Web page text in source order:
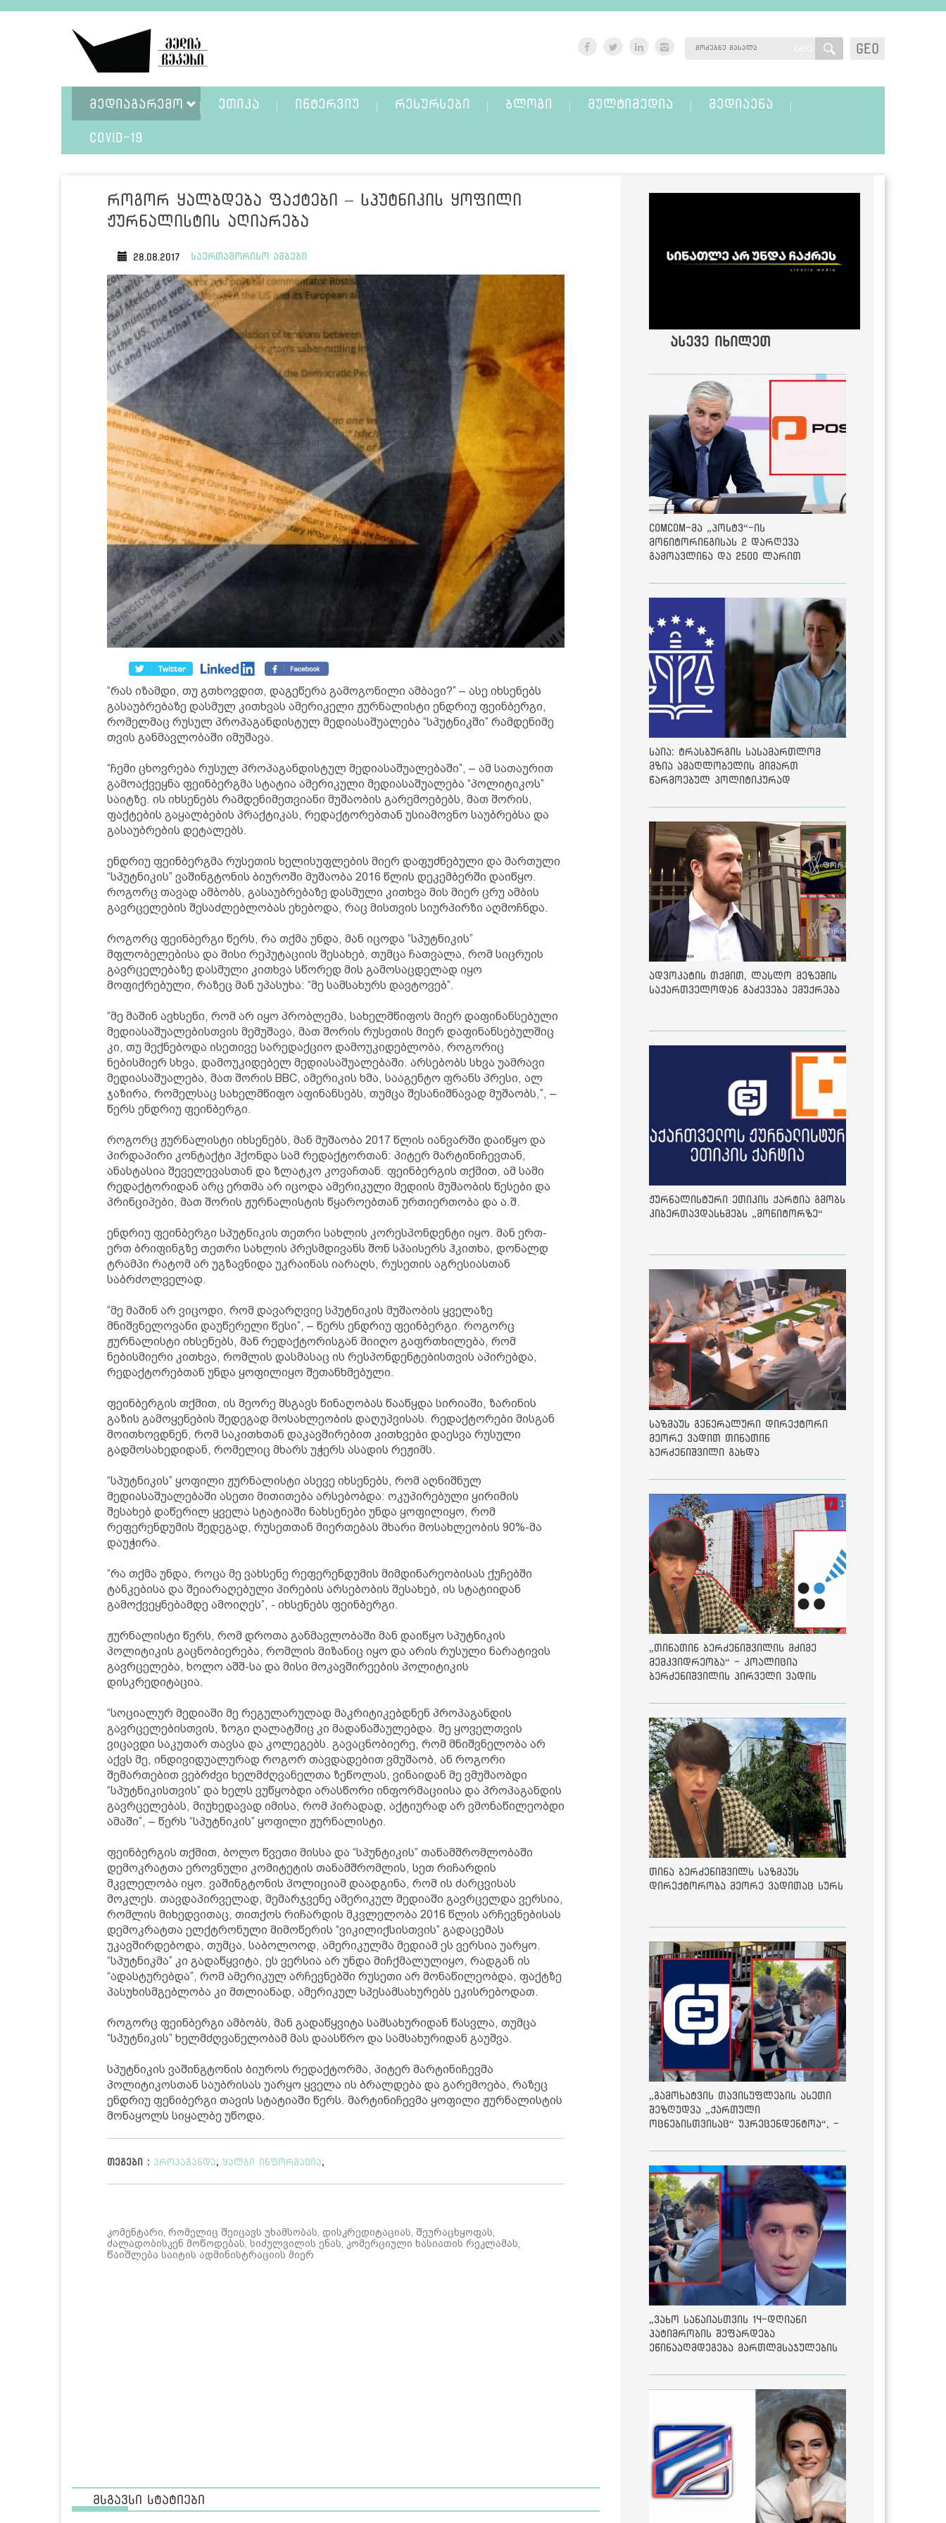
GEO
ᲛᲔᲓᲘᲐᲒᲐᲠᲔᲛᲝ ᲔᲗᲘᲙᲐ ᲘᲜᲢᲔᲠᲕᲘᲣ ᲠᲔᲡᲣᲠᲡᲔᲑᲘ ᲑᲚᲝᲒᲘ ᲛᲣᲚᲢᲘᲛᲔᲓᲘᲐ ᲛᲔᲓᲘᲐᲔᲜᲐ
COVID-19
როგორ ყალბდება ფაქტები – სპუტნიკის ყოფილი
ჟურნალისტის აღიარება
28.08.2017 საერთაშორისო ამბები
“რას იზამდი, თუ გთხოვდით, დაგეწერა გამოგონილი ამბავი?” – ასე იხსენებს
გასაუბრებაზე დასმულ კითხვას ამერიკელი ჟურნალისტი ენდრიუ ფეინბერგი,
რომელმაც რუსულ პროპაგანდისტულ მედიასაშუალება “სპუტნიკში” რამდენიმე
თვის განმავლობაში იმუშავა.
“ჩემი ცხოვრება რუსულ პროპაგანდისტულ მედიასაშუალებაში”, – ამ სათაურით
გამოაქვეყნა ფეინბერგმა სტატია ამერიკული მედიასაშუალება “პოლიტიკოს”
საიტზე. ის იხსენებს რამდენიმეთვიანი მუშაობის გარემოებებს, მათ შორის,
ფაქტების გაყალბების პრაქტიკას, რედაქტორებთან უსიამოვნო საუბრებსა და
გასაუბრების დეტალებს.
ენდრიუ ფეინბერგმა რუსეთის ხელისუფლების მიერ დაფუძნებული და მართული
“სპუტნიკის” ვაშინგტონის ბიუროში მუშაობა 2016 წლის დეკემბერში დაიწყო.
როგორც თავად ამბობს, გასაუბრებაზე დასმული კითხვა მის მიერ ცრუ ამბის
გავრცელების შესაძლებლობას ეხებოდა, რაც მისთვის სიურპირზი აღმოჩნდა.
როგორც ფეინბერგი წერს, რა თქმა უნდა, მან იცოდა “სპუტნიკის”
მფლობელებისა და მისი რეპუტაციის შესახებ, თუმცა ჩათვალა, რომ სიცრუის
გავრცელებაზე დასმული კითხვა სწორედ მის გამოსაცდელად იყო
მოფიქრებული, რაზეც მან უპასუხა: “მე სამსახურს დავტოვებ”.
“მე მაშინ ავხსენი, რომ არ იყო პრობლემა, სახელმწიფოს მიერ დაფინანსებული
მედიასაშუალებისთვის მემუშავა, მათ შორის რუსეთის მიერ დაფინანსებულშიც
კი, თუ მექნებოდა ისეთივე სარედაქციო დამოუკიდებლობა, როგორიც
ნებისმიერ სხვა, დამოუკიდებელ მედიასაშუალებაში. არსებობს სხვა უამრავი
მედიასაშუალება, მათ შორის BBC, ამერიკის ხმა, სააგენტო ფრანს პრესი, ალ
ჯაზირა, რომელსაც სახელმწიფო აფინანსებს, თუმცა შესანიშნავად მუშაობს,”, –
წერს ენდრიუ ფეინბერგი.
როგორც ჟურნალისტი იხსენებს, მან მუშაობა 2017 წლის იანვარში დაიწყო და
პირდაპირი კონტაქტი ჰქონდა სამ რედაქტორთან: პიტერ მარტინიჩევთან,
ანასტასია შეველევასთან და ზლატკო კოვაჩთან. ფეინბერგის თქმით, ამ სამი
რედაქტორიდან არც ერთმა არ იცოდა ამერიკული მედიის მუშაობის წესები და
პრინციპები, მათ შორის ჟურნალისტის წყაროებთან ურთიერთობა და ა.შ.
ენდრიუ ფეინბერგი სპუტნიკის თეთრი სახლის კორესპონდენტი იყო. მან ერთ-
ერთ ბრიფინგზე თეთრი სახლის პრესმდივანს შონ სპაისერს ჰკითხა, დონალდ
ტრამპი რატომ არ უგზავნიდა უკრაინას იარაღს, რუსეთის აგრესიასთან
საბრძოლველად.
“მე მაშინ არ ვიცოდი, რომ დავარღვიე სპუტნიკის მუშაობის ყველაზე
მნიშვნელოვანი დაუწერელი წესი”, – წერს ენდრიუ ფეინბერგი. როგორც
ჟურნალისტი იხსენებს, მან რედაქტორისგან მიიღო გაფრთხილება, რომ
ნებისმიერი კითხვა, რომლის დასმასაც ის რესპონდენტებისთვის აპირებდა,
რედაქტორებთან უნდა ყოფილიყო შეთანხმებული.
ფეინბერგის თქმით, ის მეორე მსგავს წინაღობას წააწყდა სირიაში, ზარინის
გაზის გამოყენების შედეგად მოსახლეობის დაღუპვისას. რედაქტორები მისგან
მოითხოვდნენ, რომ საკითხთან დაკავშირებით კითხვები დაესვა რუსული
გადმოსახედიდან, რომელიც მხარს უჭერს ასადის რეჟიმს.
“სპუტნიკის” ყოფილი ჟურნალისტი ასევე იხსენებს, რომ აღნიშნულ
მედიასაშუალებაში ასეთი მითითება არსებობდა: ოკუპირებული ყირიმის
შესახებ დაწერილ ყველა სტატიაში ნახსენები უნდა ყოფილიყო, რომ
რეფერენდუმის შედეგად, რუსეთთან მიერთებას მხარი მოსახლეობის 90%-მა
დაუჭირა.
“რა თქმა უნდა, როცა მე ვახსენე რეფერენდუმის მიმდინარეობისას ქუჩებში
ტანკებისა და შეიარაღებული პირების არსებობის შესახებ, ის სტატიიდან
გამოქვეყნებამდე ამოიღეს”, - იხსენებს ფეინბერგი.
ჟურნალისტი წერს, რომ დროთა განმავლობაში მან დაიწყო სპუტნიკის
პოლიტიკის გაცნობიერება, რომლის მიზანიც იყო და არის რუსული ნარატივის
გავრცელება, ხოლო აშშ-სა და მისი მოკავშირეების პოლიტიკის
დისკრედიტაცია.
“სოციალურ მედიაში მე რეგულარულად მაკრიტიკებდნენ პროპაგანდის
გავრცელებისთვის, ზოგი ღალატშიც კი მადანაშაულებდა. მე ყოველთვის
ვიცავდი საკუთარ თავსა და კოლეგებს. გავაცნობიერე, რომ მნიშვნელობა არ
აქვს მე, ინდივიდუალურად როგორ თავდადებით ვმუშაობ, ან როგორი
შემართებით ვებრძვი ხელმძღვანელთა ზეწოლას, ვინაიდან მე ვმუშაობდი
“სპუტნიკისთვის” და ხელს ვუწყობდი არასწორი ინფორმაციისა და პროპაგანდის
გავრცელებას, მიუხედავად იმისა, რომ პირადად, აქტიურად არ ვმონაწილეობდი
ამაში”, – წერს “სპუტნიკის” ყოფილი ჟურნალისტი.
ფეინბერგის თქმით, ბოლო წვეთი მისსა და “სპუნტიკის” თანამშრომლობაში
დემოკრატთა ეროვნული კომიტეტის თანამშრომლის, სეთ რიჩარდის
მკვლელობა იყო. ვაშინგტონის პოლიციამ დაადგინა, რომ ის ძარცვისას
მოკლეს. თავდაპირველად, მემარჯვენე ამერიკულ მედიაში გავრცელდა ვერსია,
რომლის მიხედვითაც, თითქოს რიჩარდის მკვლელობა 2016 წლის არჩევნებისას
დემოკრატთა ელქტრონული მიმოწერის “ვიკილიქსისთვის” გადაცემას
უკავშირდებოდა, თუმცა, საბოლოოდ, ამერიკულმა მედიამ ეს ვერსია უარყო.
“სპუტნიკმა” კი გადაწყვიტა, ეს ვერსია არ უნდა მიჩქმალულიყო, რადგან ის
“ადასტურებდა”, რომ ამერიკულ არჩევნებში რუსეთი არ მონაწილეობდა, ფაქტზე
პასუხისმგებლობა კი მთლიანად, ამერიკულ სპესამსახურებს ეკისრებოდათ.
როგორც ფეინბერგი ამბობს, მან გადაწყვიტა სამსახურიდან წასვლა, თუმცა
“სპუტნიკის” ხელმძღვანელობამ მას დაასწრო და სამსახურიდან გაუშვა.
სპუტნიკის ვაშინგტონის ბიუროს რედაქტორმა, პიტერ მარტინიჩევმა
პოლიტიკოსთან საუბრისას უარყო ყველა ის ბრალდება და გარემოება, რაზეც
ენდრიუ ფენიბერგი თავის სტატიაში წერს. მარტინიჩევმა ყოფილი ჟურნალისტის
მონაყოლს სიყალბე უწოდა.
თეგები : პროპაგანდა ; ყალბი ინფორმაცია ;
კომენტარი, რომელიც შეიცავს უხამსობას, დისკრედიტაციას, შეურაცხყოფას,
ძალადობისკენ მოწოდებას, სიძულვილის ენას, კომერციული ხასიათის რეკლამას,
წაიშლება საიტის ადმინისტრაციის მიერ
მსგავსი სტატიები
ასევე იხილეთ
ComCom-მა „პოსტვ“-ის
მონიტორინგისას 2 დარღევა
გამოავლინა და 2500 ლარით
საია: ტრასბურგის სასამართლომ
მზია ამაღლობელის მიმართ
წარმოებულ პოლიტიკურად
მეოთხე საჩივარი დაარეგისტრირა
ადვოკატის თქმით, ლასლო მეზეშის
საქართველოდან გაძევება ემუქრება
ჟურნალისტური ეთიკის ქარტია გმობს
კიბერთავდასხმებს „მონიტორზე“
საზმაუს გენერალური დირექტორი
მეორე ვადით თინათინ
ბერძენიშვილი გახდა
„თინათინ ბერძენიშვილის მძიმე
მემკვიდრეობა“ - კოალიცია
ბერძენიშვილის პირველი ვადის
თინა ბერძენიშვილს საზმაუს
დირექტორობა მეორე ვადითაც სურს
„გამოხატვის თავისუფლების ასეთი
შეზღუდვა „ქართული
ოცნებისთვისაც“ უპრეცენდენტოა“, -
„ვახო სანაიასთვის 14-დღიანი
პატიმრობის შეფარდება
ეწინააღმდეგება მართლმსაჯულების